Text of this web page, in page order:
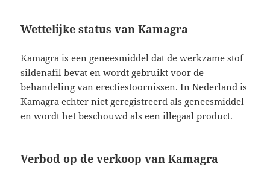
Wettelijke status van Kamagra
Kamagra is een geneesmiddel dat de werkzame stof
sildenafil bevat en wordt gebruikt voor de
behandeling van erectiestoornissen. In Nederland is
Kamagra echter niet geregistreerd als geneesmiddel
en wordt het beschouwd als een illegaal product.
Verbod op de verkoop van Kamagra